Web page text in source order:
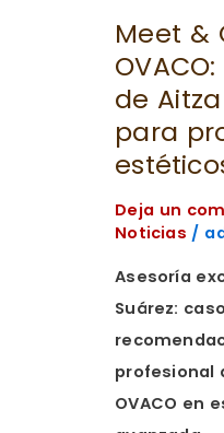
Meet &
de
para
Deja un
Noticias /
Asesoría
Suárez:
profesional
OVACO en
Suárez
para
estéticos